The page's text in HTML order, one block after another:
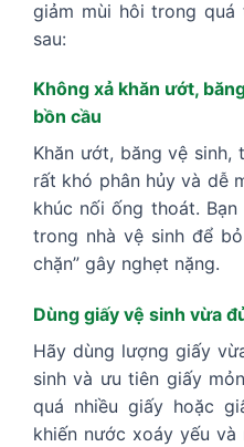
giảm mùi hôi trong
sau:
Không xả khăn ướt,
bồn cầu
Khăn ướt, băng vệ
rất khó phân hủy và dễ
khúc nối ống thoát.
trong nhà vệ sinh để
chặn” gây nghẹt nặng.
Dùng giấy vệ sinh vừa
Hãy dùng lượng giấy
sinh và ưu tiên giấy
quá nhiều giấy hoặc
khiến nước xoáy yếu